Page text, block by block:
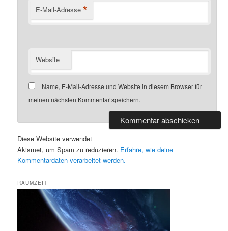
E-Mail-Adresse *
Website
Name, E-Mail-Adresse und Website in diesem Browser für
meinen nächsten Kommentar speichern.
Diese Website verwendet
Akismet, um Spam zu reduzieren. Erfahre, wie deine
Kommentardaten verarbeitet werden.
RAUMZEIT